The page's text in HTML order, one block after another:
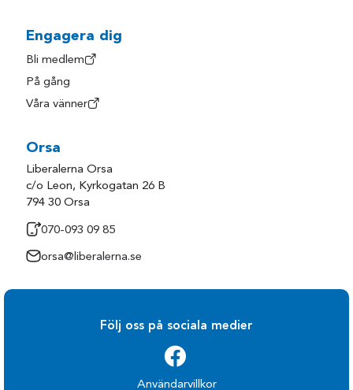
Engagera dig
Bli medlem
På gång
Våra vänner
Orsa
Liberalerna Orsa
c/o Leon, Kyrkogatan 26 B
794 30 Orsa
070-093 09 85
orsa@liberalerna.se
Följ oss på sociala medier
Användarvillkor